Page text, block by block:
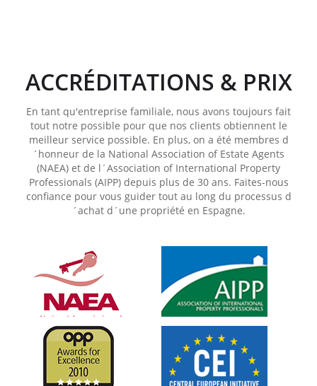
ACCRÉDITATIONS & PRIX
En tant qu'entreprise familiale, nous avons toujours fait
tout notre possible pour que nos clients obtiennent le
meilleur service possible. En plus, on a été membres d
´honneur de la National Association of Estate Agents
(NAEA) et de l´Association of International Property
Professionals (AIPP) depuis plus de 30 ans. Faites-nous
confiance pour vous guider tout au long du processus d
´achat d´une propriété en Espagne.